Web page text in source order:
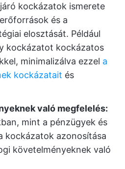
kockázatok ismerete
és a
elosztását. Például
kockázatot kockázatos
minimalizálva ezzel a
kockázatait és
való megfelelés:
mint a pénzügyek és
kockázatok azonosítása
követelményeknek való